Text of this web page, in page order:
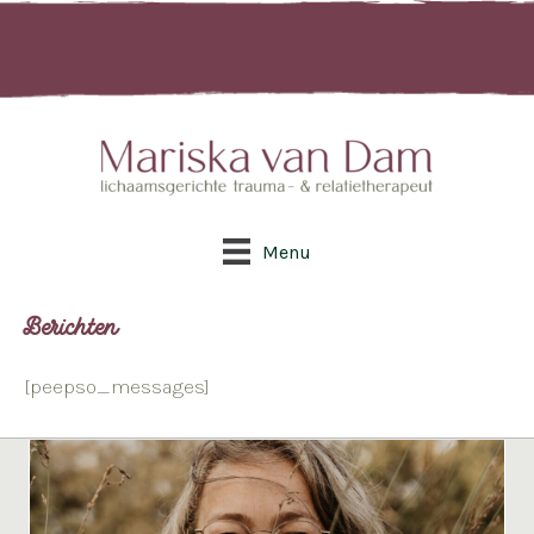
Menu
Berichten
[peepso_messages]